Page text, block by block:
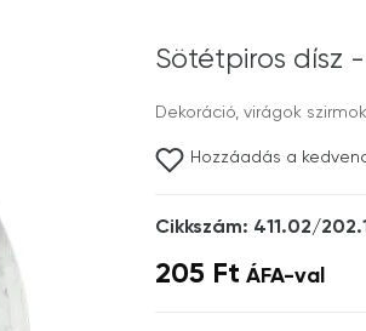
Sötétpiros dísz
Dekoráció, virágok
Hozzáadás a
Cikkszám: 411.02/
205 Ft ÁFA-val